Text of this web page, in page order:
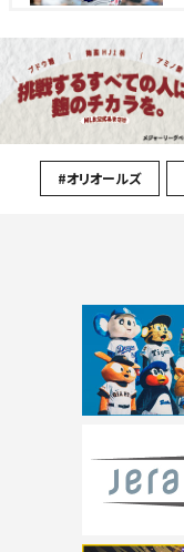
#オリオールズ